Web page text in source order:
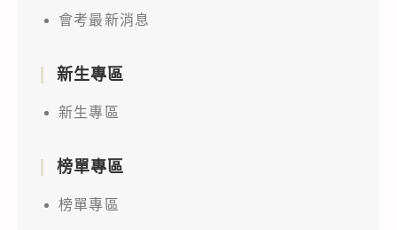
會考最新消息
新生專區
新生專區
榜單專區
榜單專區